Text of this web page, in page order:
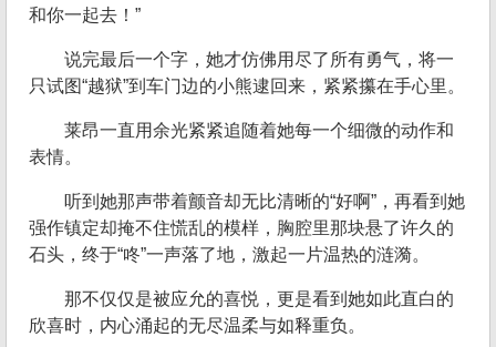
和你一起去！”
说完最后一个字，她才仿佛用尽了所有勇气，将一
只试图“越狱”到车门边的小熊逮回来，紧紧攥在手心里。
莱昂一直用余光紧紧追随着她每一个细微的动作和
表情。
听到她那声带着颤音却无比清晰的“好啊”，再看到她
强作镇定却掩不住慌乱的模样，胸腔里那块悬了许久的
石头，终于“咚”一声落了地，激起一片温热的涟漪。
那不仅仅是被应允的喜悦，更是看到她如此直白的
欣喜时，内心涌起的无尽温柔与如释重负。